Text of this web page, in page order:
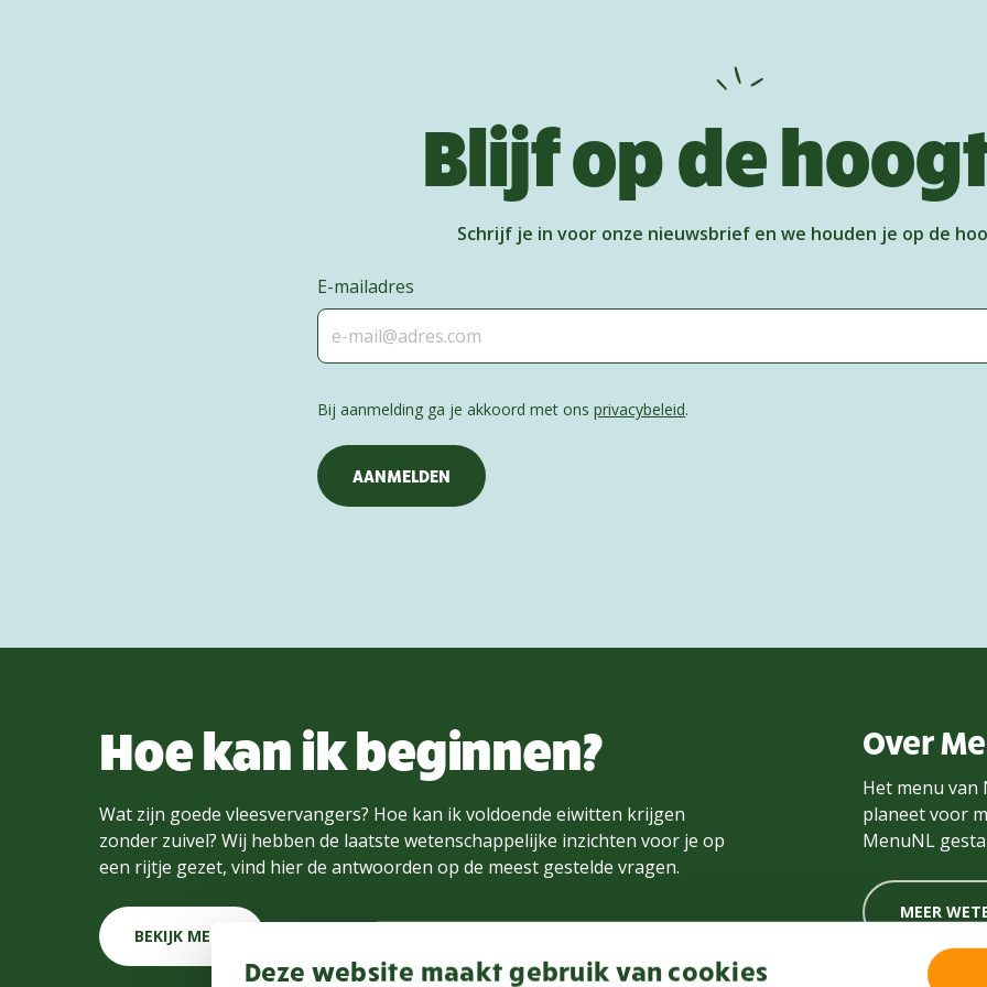
Deze website maakt gebruik van cookies
Blijf op de
Schrijf je in voor onze nieuwsbrief en we houden je op de
E-mailadres
Bij aanmelding ga je akkoord met onsprivacybeleid.
Hoe kan ik beginnen?
Wat zijn goede vleesvervangers? Hoe kan ik voldoende eiwitten krijgen
zonder zuivel? Wij hebben de laatste wetenschappelijke inzichten voor je op
een rijtje gezet, vind hier de antwoorden op de meest gestelde vragen.
BEKIJK MEER
Over
Het menu van
planeet voor
MenuNL
MEER